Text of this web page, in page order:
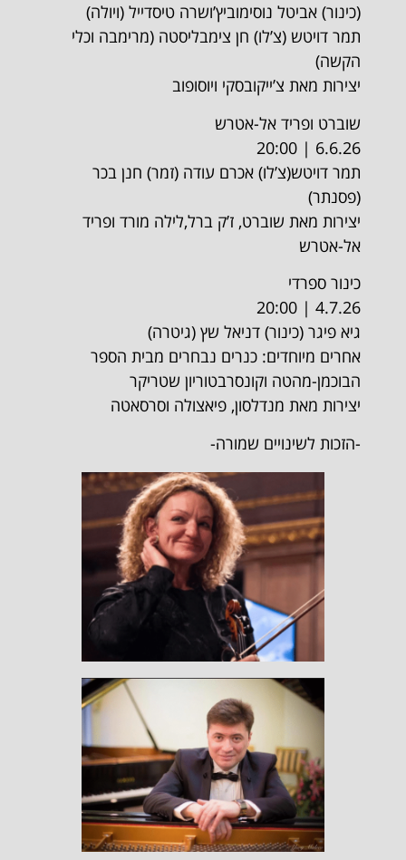
(כינור) אביטל נוסימוביץ’ושרה טיסדייל (ויולה)
תמר דויטש (צ’לו) חן צימבליסטה (מרימבה וכלי
הקשה)
יצירות מאת צ’ייקובסקי ויוסופוב
שוברט ופריד אל-אטרש
6.6.26 | 20:00
תמר דויטש(צ’לו) אכרם עודה (זמר) חנן בכר
(פסנתר)
יצירות מאת שוברט, ז’ק ברל,לילה מורד ופריד
אל-אטרש
כינור ספרדי
4.7.26 | 20:00
גיא פיגר (כינור) דניאל שץ (גיטרה)
אחרים מיוחדים: כנרים נבחרים מבית הספר
הבוכמן-מהטה וקונסרבטוריון שטריקר
יצירות מאת מנדלסון, פיאצולה וסרסאטה
-הזכות לשינויים שמורה-